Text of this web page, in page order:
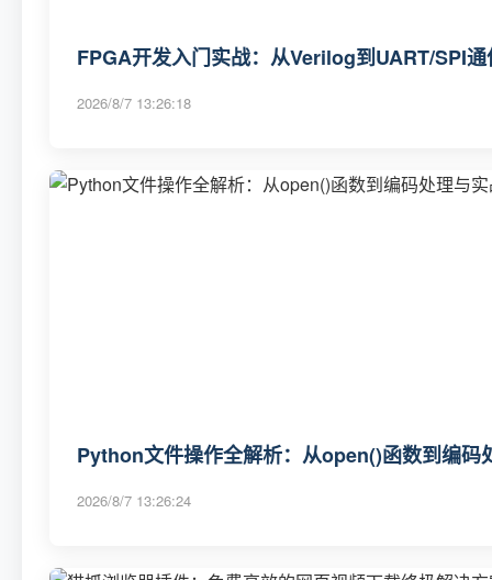
FPGA开发入门实战：从Verilog到UART/SPI
2026/8/7 13:26:18
Python文件操作全解析：从open()函数到编码
2026/8/7 13:26:24